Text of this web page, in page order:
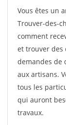
Vous êtes un
Trouver-des-
comment
et trouver des
demandes de
aux artisans.
tous les
qui auront
travaux.